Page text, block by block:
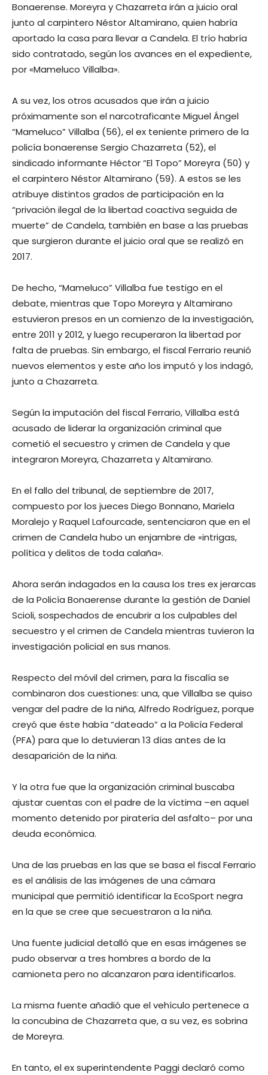
Bonaerense. Moreyra y Chazarreta irán a juicio oral
junto al carpintero Néstor Altamirano, quien habría
aportado la casa para llevar a Candela. El trío habría
sido contratado, según los avances en el expediente,
por «Mameluco Villalba».
A su vez, los otros acusados que irán a juicio
próximamente son el narcotraficante Miguel Ángel
“Mameluco” Villalba (56), el ex teniente primero de la
policía bonaerense Sergio Chazarreta (52), el
sindicado informante Héctor “El Topo” Moreyra (50) y
el carpintero Néstor Altamirano (59). A estos se les
atribuye distintos grados de participación en la
“privación ilegal de la libertad coactiva seguida de
muerte” de Candela, también en base a las pruebas
que surgieron durante el juicio oral que se realizó en
2017.
De hecho, “Mameluco” Villalba fue testigo en el
debate, mientras que Topo Moreyra y Altamirano
estuvieron presos en un comienzo de la investigación,
entre 2011 y 2012, y luego recuperaron la libertad por
falta de pruebas. Sin embargo, el fiscal Ferrario reunió
nuevos elementos y este año los imputó y los indagó,
junto a Chazarreta.
Según la imputación del fiscal Ferrario, Villalba está
acusado de liderar la organización criminal que
cometió el secuestro y crimen de Candela y que
integraron Moreyra, Chazarreta y Altamirano.
En el fallo del tribunal, de septiembre de 2017,
compuesto por los jueces Diego Bonnano, Mariela
Moralejo y Raquel Lafourcade, sentenciaron que en el
crimen de Candela hubo un enjambre de «intrigas,
política y delitos de toda calaña».
Ahora serán indagados en la causa los tres ex jerarcas
de la Policía Bonaerense durante la gestión de Daniel
Scioli, sospechados de encubrir a los culpables del
secuestro y el crimen de Candela mientras tuvieron la
investigación policial en sus manos.
Respecto del móvil del crimen, para la fiscalía se
combinaron dos cuestiones: una, que Villalba se quiso
vengar del padre de la niña, Alfredo Rodríguez, porque
creyó que éste había “dateado” a la Policía Federal
(PFA) para que lo detuvieran 13 días antes de la
desaparición de la niña.
Y la otra fue que la organización criminal buscaba
ajustar cuentas con el padre de la víctima –en aquel
momento detenido por piratería del asfalto– por una
deuda económica.
Una de las pruebas en las que se basa el fiscal Ferrario
es el análisis de las imágenes de una cámara
municipal que permitió identificar la EcoSport negra
en la que se cree que secuestraron a la niña.
Una fuente judicial detalló que en esas imágenes se
pudo observar a tres hombres a bordo de la
camioneta pero no alcanzaron para identificarlos.
La misma fuente añadió que el vehículo pertenece a
la concubina de Chazarreta que, a su vez, es sobrina
de Moreyra.
En tanto, el ex superintendente Paggi declaró como